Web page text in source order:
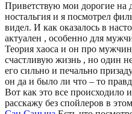
Приветствую мои дорогие на
ностальгия и я посмотрел
видел. И как оказалось в
актуален , особенно для
Теория хаоса и он про
счастливую жизнь , но один
его сильно и печально
он да и было ли что – то
Вот как это все происходило
расскажу без спойлеров в